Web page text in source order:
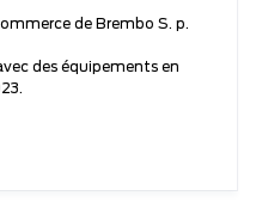
de Brembo S. p.
des équipements en